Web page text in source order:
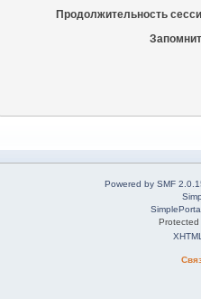
Продолжительность
Powered by SMF